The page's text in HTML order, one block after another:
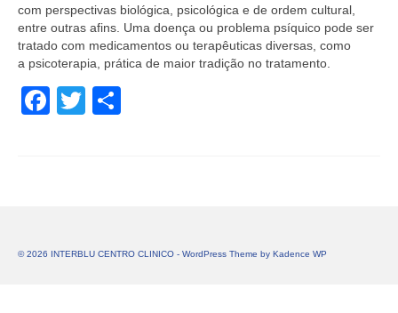
com perspectivas biológica, psicológica e de ordem cultural,
entre outras afins. Uma doença ou problema psíquico pode ser
tratado com medicamentos ou terapêuticas diversas, como
a psicoterapia, prática de maior tradição no tratamento.
Facebook
Twitter
© 2026 INTERBLU CENTRO CLINICO - WordPress Theme by Kadence WP